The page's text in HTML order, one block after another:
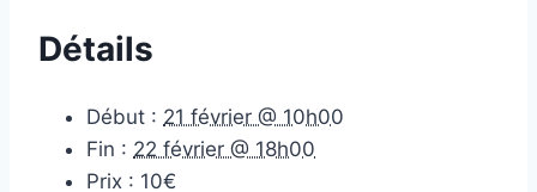
Détails
Début : 21 février @ 10h00
Fin : 22 février @ 18h00
Prix : 10€